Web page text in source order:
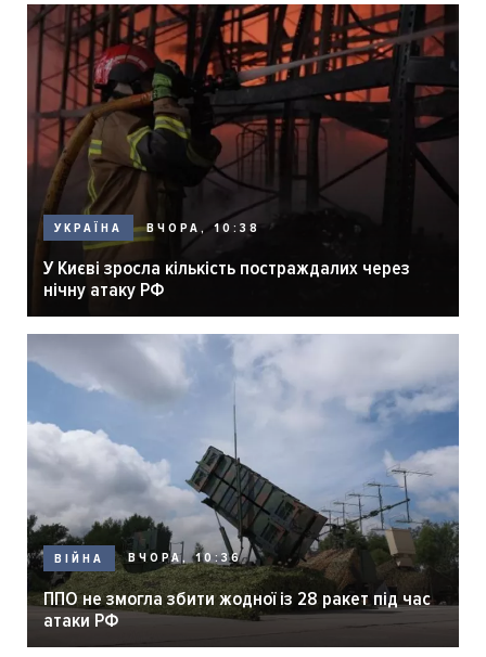
УКРАЇНА ВЧОРА, 10:38
У Києві зросла кількість постраждалих через
нічну атаку РФ
ВІЙНА ВЧОРА, 10:36
ППО не змогла збити жодної із 28 ракет під час
атаки РФ